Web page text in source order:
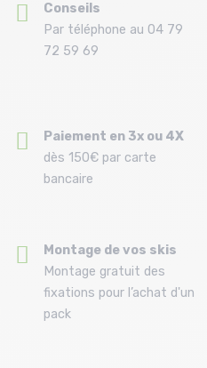
Conseils
Par téléphone au 04 79
72 59 69
Paiement en 3x ou 4X
dès 150€ par carte
bancaire
Montage de vos skis
Montage gratuit des
fixations pour l’achat d'un
pack